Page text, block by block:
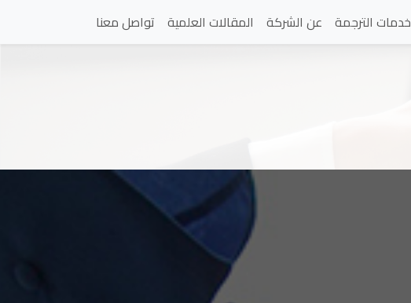
خدمات الترجمة عن الشركة المقالات العلمية تواصل معنا